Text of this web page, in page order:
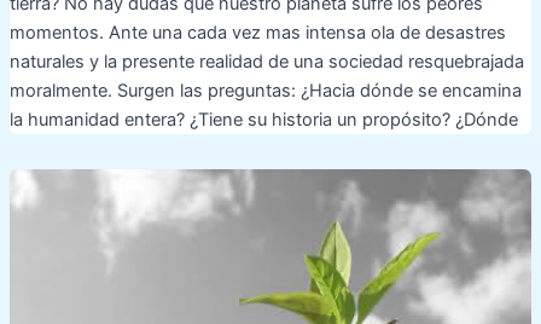
momentos. Ante una cada vez mas intensa ola de desastres
naturales y la presente realidad de una sociedad resquebrajada
moralmente. Surgen las preguntas: ¿Hacia dónde se encamina
la humanidad entera? ¿Tiene su historia un propósito? ¿Dónde